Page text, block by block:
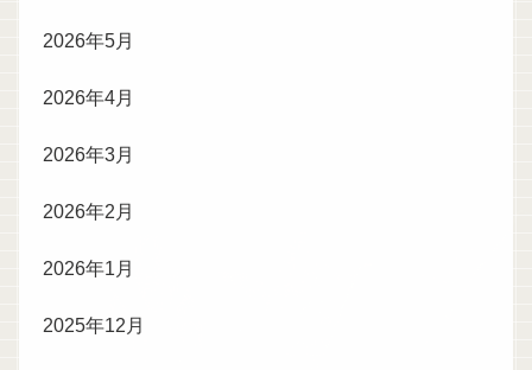
2026年5月
2026年4月
2026年3月
2026年2月
2026年1月
2025年12月